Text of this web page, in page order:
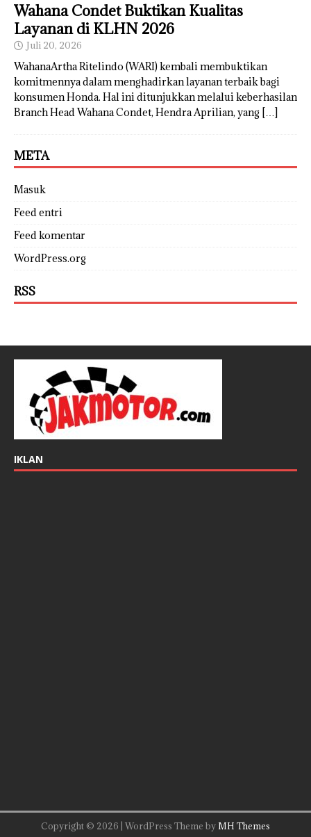
Wahana Condet Buktikan Kualitas
Layanan di KLHN 2026
Juli 20, 2026
WahanaArtha Ritelindo (WARI) kembali membuktikan
komitmennya dalam menghadirkan layanan terbaik bagi
konsumen Honda. Hal ini ditunjukkan melalui keberhasilan
Branch Head Wahana Condet, Hendra Aprilian, yang […]
META
Masuk
Feed entri
Feed komentar
WordPress.org
RSS
IKLAN
Copyright © 2026 | WordPress Theme by MH Themes